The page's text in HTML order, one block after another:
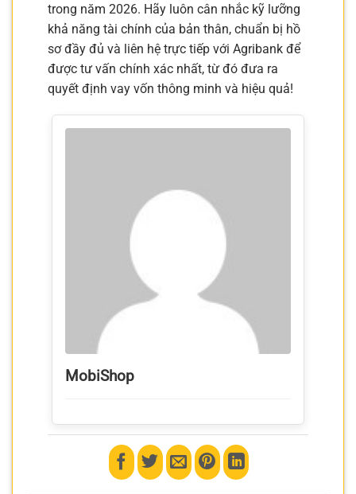
trong năm 2026. Hãy luôn cân nhắc kỹ lưỡng
khả năng tài chính của bản thân, chuẩn bị hồ
sơ đầy đủ và liên hệ trực tiếp với Agribank để
được tư vấn chính xác nhất, từ đó đưa ra
quyết định vay vốn thông minh và hiệu quả!
MobiShop